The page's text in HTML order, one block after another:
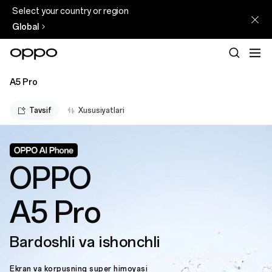
Select your country or region
Global
A5 Pro
Tavsif Xususiyatlari
OPPO
A5 Pro
Bardoshli va ishonchli
Ekran va korpusning super himoyasi